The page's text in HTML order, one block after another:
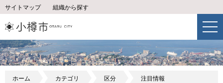
サイトマップ 組織から探す
ホーム カテゴリ 区分 注目情報